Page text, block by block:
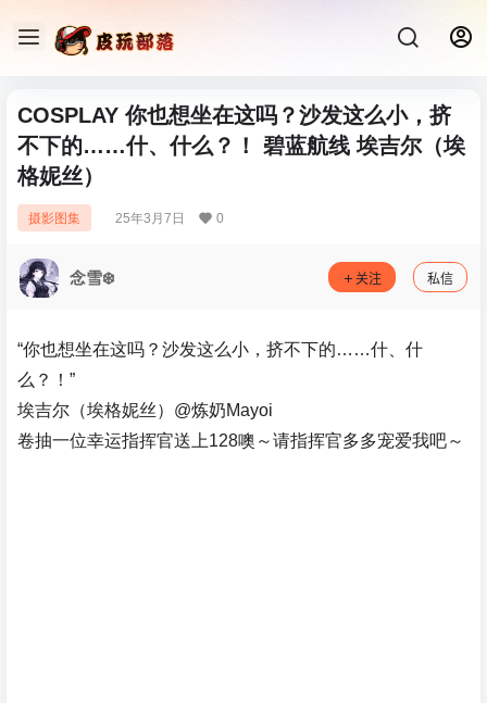
COSPLAY 你也想坐在这吗？沙发这么小，挤
不下的……什、什么？！ 碧蓝航线 埃吉尔（埃
格妮丝）
摄影图集 25年3月7日 0
念雪❄️ 关注 私信
“你也想坐在这吗？沙发这么小，挤不下的……什、什
么？！”
埃吉尔（埃格妮丝）@炼奶Mayoi
卷抽一位幸运指挥官送上128噢～请指挥官多多宠爱我吧～ ​​​